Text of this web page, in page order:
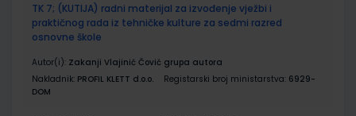
TK 7; (KUTIJA) radni materijal za izvođenje vježbi i
praktičnog rada iz tehničke kulture za sedmi razred
osnovne škole
Autor(i): Zakanji Vlajinić Čović grupa autora
Nakladnik: PROFIL KLETT d.o.o. Registarski broj ministarstva: 6929-
DOM